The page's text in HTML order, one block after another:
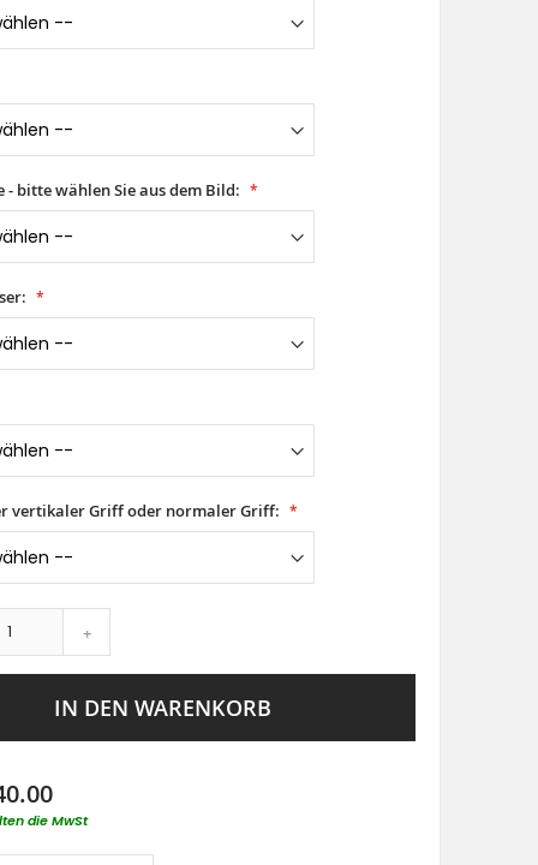
- bitte wählen Sie aus dem Bild:
vertikaler Griff oder normaler Griff:
+
IN DEN WARENKORB
die MwSt